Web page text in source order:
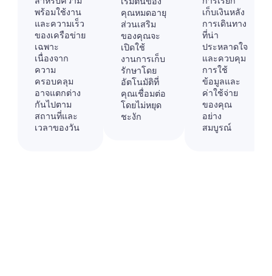
พร้อมใช้งาน
และความเร็ว
ของเครือข่าย
เฉพาะ
เนื่องจาก
ความ
ครอบคลุม
อาจแตกต่าง
กันไปตาม
สถานที่และ
เวลาของวัน
คุณหมดอายุ
ส่วนเสริม
ของคุณจะ
เปิดใช้
งานการเก็บ
รักษาโดย
อัตโนมัติที่
คุณเชื่อมต่อ
โดยไม่หยุด
ชะงัก
เก็บเงินหลัง
การเดินทาง
ที่น่า
ประหลาดใจ
และควบคุม
การใช้
ข้อมูลและ
ค่าใช้จ่าย
ของคุณ
อย่าง
สมบูรณ์